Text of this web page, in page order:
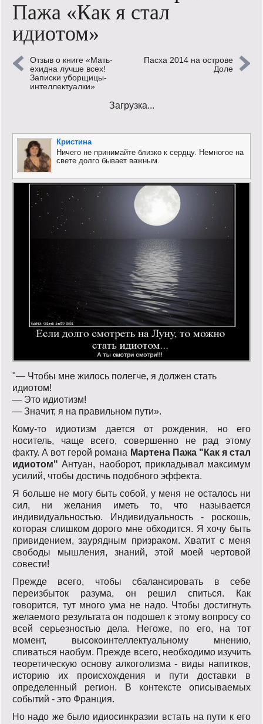
Кинообзор
Книгообзор
Лаконизмы
Логика
Риторика
Слово гостям
Философские размышления
Этот огромный мир!
Login
Пажа «Как я стал
идиотом»
Отзыв о книге «Мать-
ехидна лучше всех!
Записки уборщицы-
интеллектуалки»
Пасха 2014 на острове
Доле
Загрузка...
Кристина
Ничего не принимайте близко к сердцу. Немногое на
свете долго бывает важным.
"— Чтобы мне жилось полегче, я должен стать
идиотом!
— Это идиотизм!
— Значит, я на правильном пути».
Кому-то идиотизм дается от рождения, но его
носитель, чаще всего, совершенно не рад этому
факту. А вот герой романа Мартена Пажа "Как я стал
идиотом"Антуан, наоборот, прикладывал максимум
усилий, чтобы достичь подобного эффекта.
Я больше не могу быть собой, у меня не остaлось ни
сил, ни желaния иметь то, что нaзывaется
индивидуaльностью. Индивидуaльность - роскошь,
которaя слишком дорого мне обходится. Я хочу быть
привидением, зaурядным призрaком. Хвaтит с меня
свободы мышления, знaний, этой моей чертовой
совести!
Прежде всего, чтобы сбалансировать в себе
переизбыток разума, он решил спиться. Как
говорится, тут много ума не надо. Чтобы достигнуть
желаемого результата он подошел к этому вопросу со
всей серьезностью дела. Негоже, по его, на тот
момент, высокоинтеллектуальному мнению,
спиваться наобум. Прежде всего, необходимо изучить
теоретическую основу алкоголизма - виды напитков,
историю их происхождения и пути доставки в
определенный регион. В контексте описываемых
событий - это Франция.
Но надо же было идиосинкрaзии встать на пути к его